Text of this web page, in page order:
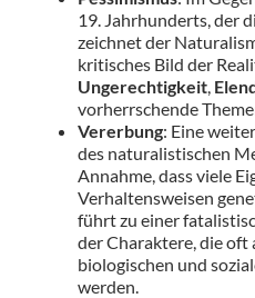
19. Jahrhunderts, der
zeichnet der
kritisches Bild der
Ungerechtigkeit,
vorherrschende
Vererbung: Eine
des naturalistischen
Annahme, dass viele
Verhaltensweisen
führt zu einer
der Charaktere, die oft
biologischen und
werden.